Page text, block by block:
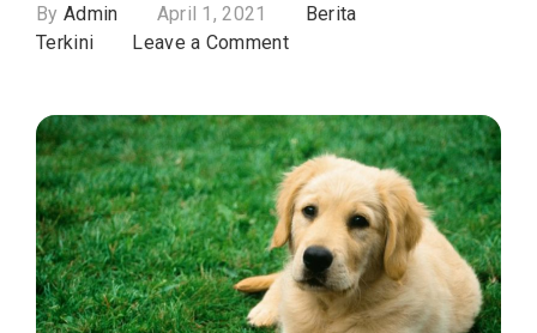
By Admin April 1, 2021
Berita
Terkini
Leave a Commenton
Untuk
Mengawinkan
Anjing
Dengan
Benar